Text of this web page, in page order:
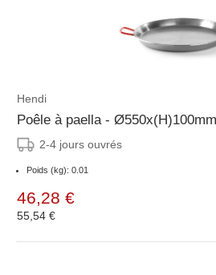
Hendi
Poêle à paella -
2-4 jours ouvrés
Poids (kg): 0.01
46,28 €
55,54 €